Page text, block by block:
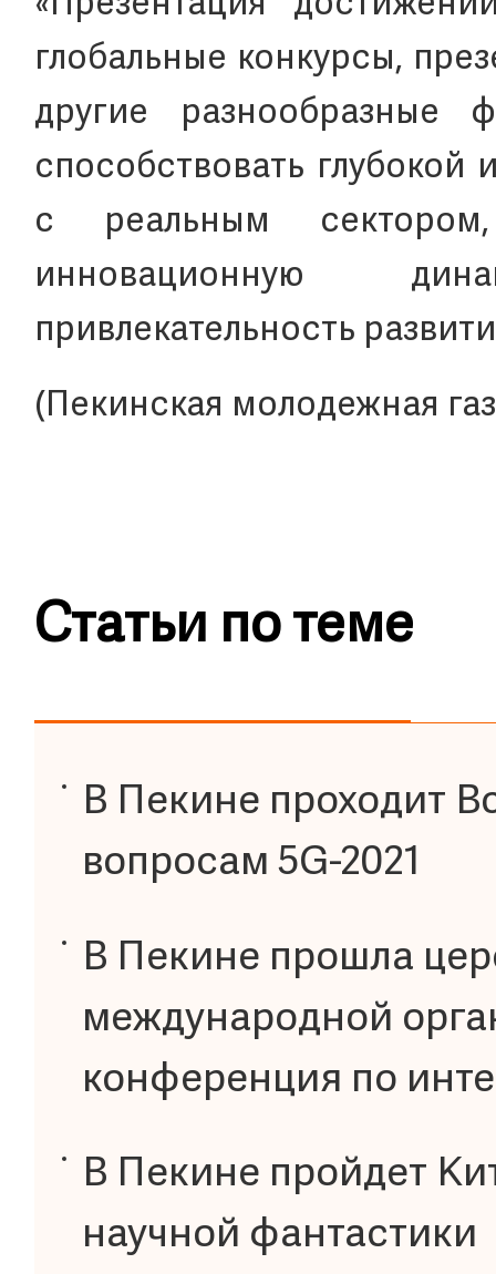
глобальные конкурсы,
другие разнообразные
способствовать
с реальным
инновационную
привлекательность
(Пекинская молодежная
Статьи по теме
В Пекине проходит
вопросам 5G-2021
В Пекине прошла
международной
конференция по
В Пекине пройдет
научной фантастики